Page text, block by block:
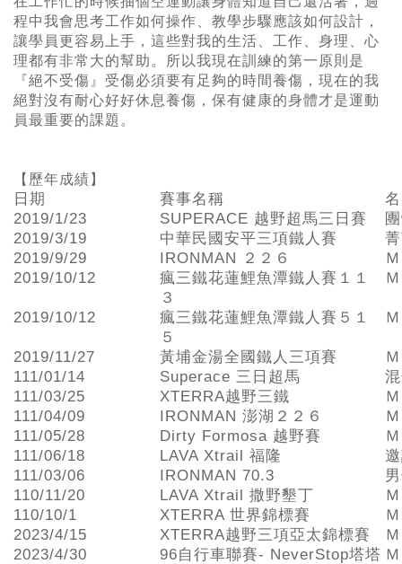
程中我會思考工作如何操作、教學步驟應該如何設計，
讓學員更容易上手，這些對我的生活、工作、身理、心
理都有非常大的幫助。所以我現在訓練的第一原則是
『絕不受傷』受傷必須要有足夠的時間養傷，現在的我
絕對沒有耐心好好休息養傷，保有健康的身體才是運動
員最重要的課題。
【歷年成績】
日期 賽事名稱
2019/1/23
SUPERACE 越野超馬三日賽
2019/3/19
中華民國安平三項鐵人賽
2019/9/29
IRONMAN ２２６
2019/10/12
瘋三鐵花蓮鯉魚潭鐵人賽１１
３
2019/10/12
瘋三鐵花蓮鯉魚潭鐵人賽５１
５
2019/11/27 黃埔金湯全國鐵人三項賽
111/01/14
Superace 三日超馬
111/03/25
XTERRA越野三鐵
111/04/09
IRONMAN 澎湖２２６
111/05/28
Dirty Formosa 越野賽
111/06/18
LAVA Xtrail 福隆
111/03/06
IRONMAN 70.3
110/11/20
LAVA Xtrail 撒野墾丁
110/10/1
XTERRA 世界錦標賽
2023/4/15
XTERRA越野三項亞太錦標賽
2023/4/30
96自行車聯賽- NeverStop塔塔